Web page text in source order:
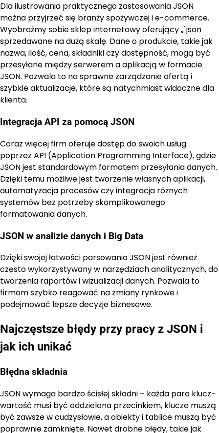
Dla ilustrowania praktycznego zastosowania JSON
można przyjrzeć się branży spożywczej i e-commerce.
Wyobraźmy sobie sklep internetowy oferujący„`json
sprzedawane na dużą skalę. Dane o produkcie, takie jak
nazwa, ilość, cena, składniki czy dostępność, mogą być
przesyłane między serwerem a aplikacją w formacie
JSON. Pozwala to na sprawne zarządzanie ofertą i
szybkie aktualizacje, które są natychmiast widoczne dla
klienta.
Integracja API za pomocą JSON
Coraz więcej firm oferuje dostęp do swoich usług
poprzez API (Application Programming Interface), gdzie
JSON jest standardowym formatem przesyłania danych.
Dzięki temu możliwe jest tworzenie własnych aplikacji,
automatyzacja procesów czy integracja różnych
systemów bez potrzeby skomplikowanego
formatowania danych.
JSON w analizie danych i Big Data
Dzięki swojej łatwości parsowania JSON jest również
często wykorzystywany w narzędziach analitycznych, do
tworzenia raportów i wizualizacji danych. Pozwala to
firmom szybko reagować na zmiany rynkowe i
podejmować lepsze decyzje biznesowe.
Najczęstsze błędy przy pracy z JSON i
jak ich unikać
Błędna składnia
JSON wymaga bardzo ścisłej składni – każda para klucz-
wartość musi być oddzielona przecinkiem, klucze muszą
być zawsze w cudzysłowie, a obiekty i tablice muszą być
poprawnie zamknięte. Nawet drobne błędy, takie jak